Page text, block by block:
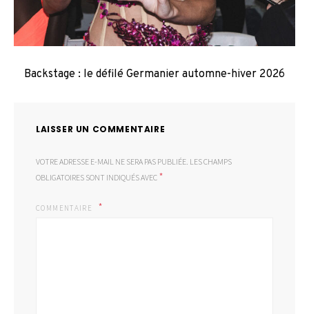
Backstage : le défilé Germanier automne-hiver 2026
LAISSER UN COMMENTAIRE
VOTRE ADRESSE E-MAIL NE SERA PAS PUBLIÉE. LES CHAMPS
OBLIGATOIRES SONT INDIQUÉS AVEC *
COMMENTAIRE